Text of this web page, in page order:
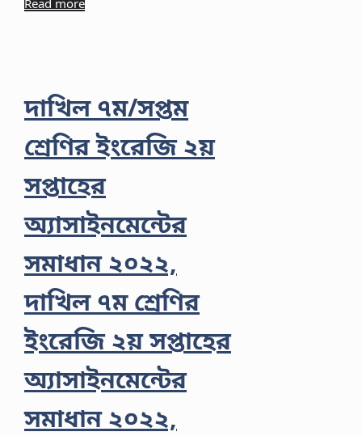
Read more
দাখিল ৭ম/সপ্তম
শ্রেণির ইংরেজি ২য়
সপ্তাহের
অ্যাসাইনমেন্টের
সমাধান ২০২২,
দাখিল ৭ম শ্রেণির
ইংরেজি ২য় সপ্তাহের
অ্যাসাইনমেন্টের
সমাধান ২০২২,